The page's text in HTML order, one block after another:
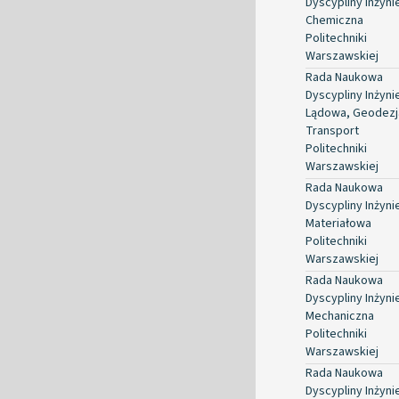
Chemiczna
Politechniki
Warszawskiej
Rada Naukowa
Dyscypliny
Lądowa,
Transport
Politechniki
Warszawskiej
Rada Naukowa
Dyscypliny
Materiałowa
Politechniki
Warszawskiej
Rada Naukowa
Dyscypliny
Mechaniczna
Politechniki
Warszawskiej
Rada Naukowa
Dyscypliny